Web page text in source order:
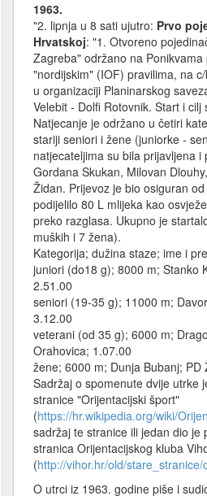
1963.
"2. lipnja u 8 sati ujutro: Prvo
Hrvatskoj: "1. Otvoreno
Zagreba" održano na
"nordijskim" (IOF) pravilima, na
u organizaciji Planinarskog
Velebit - Dolfi Rotovnik. Start i cilj
Natjecanje je održano u četiri
stariji seniori i žene (juniorke -
natjecateljima su bila prijavljena i
Gordana Skukan, Milovan
Židan. Prijevoz je bio osiguran
podijelilo 80 L mlijeka kao
preko razglasa. Ukupno je
muških i 7 žena).
Kategorija; dužina staze; ime i
juniori (do18 g); 8000 m; Stanko
2.51.00
seniori (19-35 g); 11000 m;
3.12.00
veterani (od 35 g); 6000 m;
Orahovica; 1.07.00
žene; 6000 m; Dunja Bubanj; PD
Sadržaj o spomenute dvije utrke
stranice "Orijentacijski šport"
(https://hr.wikipedia.org/wiki/
sadržaj te stranice ili jedan dio je
stranica Orijentacijskog kluba
(http://vihor.hr/old/
O utrci iz 1963. godine piše i